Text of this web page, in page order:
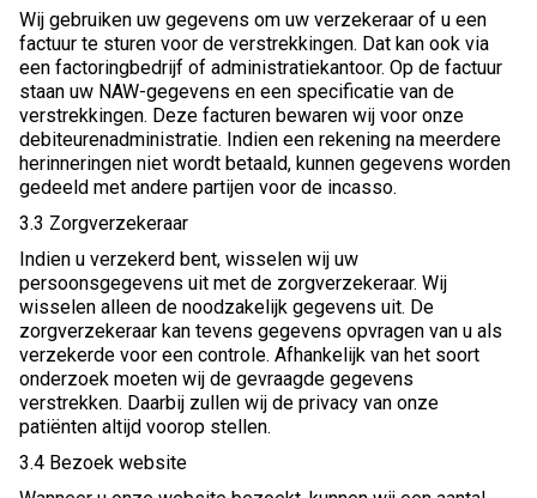
Wij gebruiken uw gegevens om uw verzekeraar of u een
factuur te sturen voor de verstrekkingen. Dat kan ook via
een factoringbedrijf of administratiekantoor. Op de factuur
staan uw NAW-gegevens en een specificatie van de
verstrekkingen. Deze facturen bewaren wij voor onze
debiteurenadministratie. Indien een rekening na meerdere
herinneringen niet wordt betaald, kunnen gegevens worden
gedeeld met andere partijen voor de incasso.
3.3 Zorgverzekeraar
Indien u verzekerd bent, wisselen wij uw
persoonsgegevens uit met de zorgverzekeraar. Wij
wisselen alleen de noodzakelijk gegevens uit. De
zorgverzekeraar kan tevens gegevens opvragen van u als
verzekerde voor een controle. Afhankelijk van het soort
onderzoek moeten wij de gevraagde gegevens
verstrekken. Daarbij zullen wij de privacy van onze
patiënten altijd voorop stellen.
3.4 Bezoek website